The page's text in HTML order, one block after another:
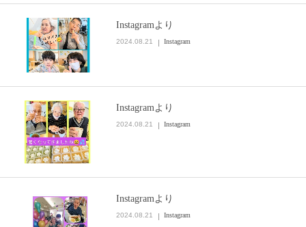
Instagramより
2024.08.21 Instagram
Instagramより
2024.08.21 Instagram
Instagramより
2024.08.21 Instagram